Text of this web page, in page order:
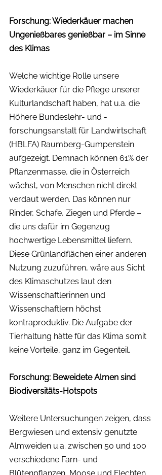
Forschung: Wiederkäuer machen
Ungenießbares genießbar – im Sinne
des Klimas
Welche wichtige Rolle unsere
Wiederkäuer für die Pflege unserer
Kulturlandschaft haben, hat u.a. die
Höhere Bundeslehr- und -
forschungsanstalt für Landwirtschaft
(HBLFA) Raumberg-Gumpenstein
aufgezeigt. Demnach können 61% der
Pflanzenmasse, die in Österreich
wächst, von Menschen nicht direkt
verdaut werden. Das können nur
Rinder, Schafe, Ziegen und Pferde –
die uns dafür im Gegenzug
hochwertige Lebensmittel liefern.
Diese Grünlandflächen einer anderen
Nutzung zuzuführen, wäre aus Sicht
des Klimaschutzes laut den
Wissenschaftlerinnen und
Wissenschaftlern höchst
kontraproduktiv. Die Aufgabe der
Tierhaltung hätte für das Klima somit
keine Vorteile, ganz im Gegenteil.
Forschung: Beweidete Almen sind
Biodiversitäts-Hotspots
Weitere Untersuchungen zeigen, dass
Bergwiesen und extensiv genutzte
Almweiden u.a. zwischen 50 und 100
verschiedene Farn- und